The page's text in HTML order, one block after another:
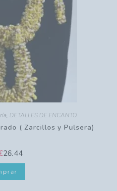
, DETALLES DE ENCANTO
( Zarcillos y Pulsera)
26.44